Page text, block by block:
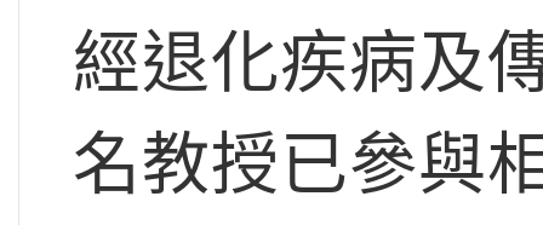
經退化疾病及
名教授已參與